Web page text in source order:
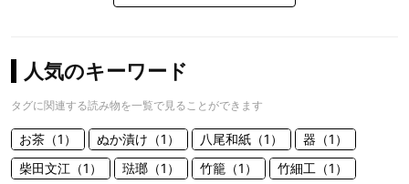
人気のキーワード
タグに関連する読み物を一覧で見ることができます
お茶（1） ぬか漬け（1） 八尾和紙（1）
器（1）
柴田文江（1）
琺瑯（1） 竹籠（1）
竹細工（1）